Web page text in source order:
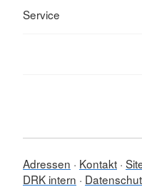
Service
Adressen Kontakt
DRK intern